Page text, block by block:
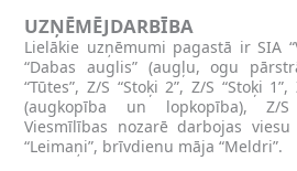
UZŅĒMĒJDARBĪBA
Lielākie uzņēmumi pagastā ir SIA
“Dabas auglis” (augļu, ogu
“Tūtes”, Z/S “Stoķi 2”, Z/S “Stoķi
(augkopība un lopkopība), Z/S
Viesmīlības nozarē darbojas
“Leimaņi”, brīvdienu māja “Meldri”.